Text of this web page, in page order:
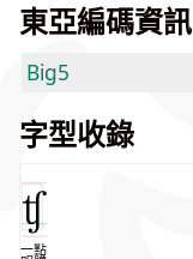
東亞編碼資訊
Big5
字型收錄
一點